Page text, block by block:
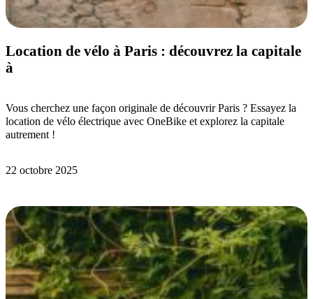
Location de vélo à Paris : découvrez la capitale
à
Vous cherchez une façon originale de découvrir Paris ? Essayez la
location de vélo électrique avec OneBike et explorez la capitale
autrement !
22 octobre 2025